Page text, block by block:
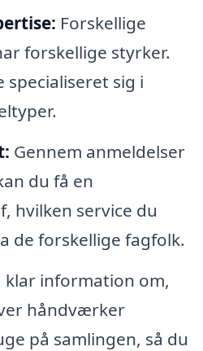
Forskellige
forskellige styrker.
specialiseret sig i
Gennem anmeldelser
du få en
hvilken service du
de forskellige fagfolk.
klar information om,
håndværker
på samlingen, så du